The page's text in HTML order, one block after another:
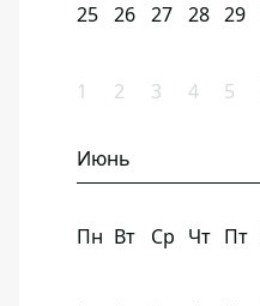
25 26 27 28 29
1 2 3 4 5
Июнь
Пн Вт Ср Чт Пт